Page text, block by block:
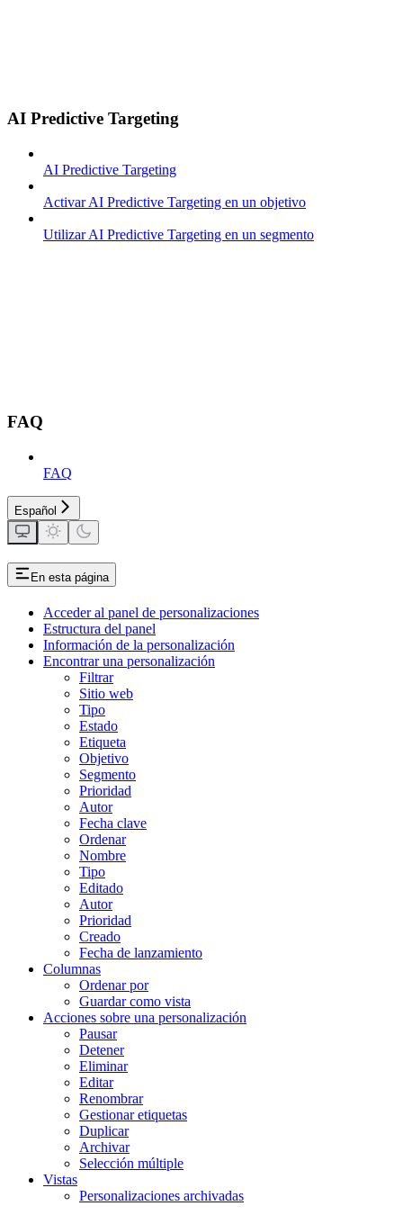
AI Predictive Targeting
AI Predictive Targeting
Activar AI Predictive Targeting en un objetivo
Utilizar AI Predictive Targeting en un segmento
FAQ
FAQ
Español
En esta página
Acceder al panel de personalizaciones
Estructura del panel
Información de la personalización
Encontrar una personalización
Filtrar
Sitio web
Tipo
Estado
Etiqueta
Objetivo
Segmento
Prioridad
Autor
Fecha clave
Ordenar
Nombre
Tipo
Editado
Autor
Prioridad
Creado
Fecha de lanzamiento
Columnas
Ordenar por
Guardar como vista
Acciones sobre una personalización
Pausar
Detener
Eliminar
Editar
Renombrar
Gestionar etiquetas
Duplicar
Archivar
Selección múltiple
Vistas
Personalizaciones archivadas